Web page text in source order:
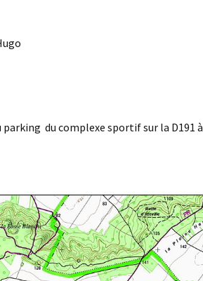
du complexe sportif sur la D191 à